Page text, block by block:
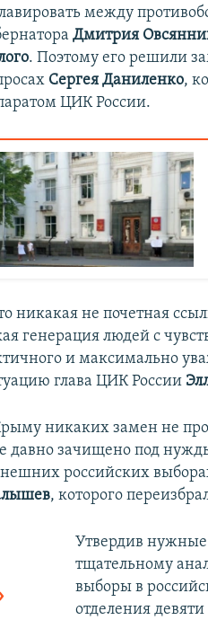
между
Дмитрия
. Поэтому его решили
Сергея Даниленко,
ЦИК России.
никакая не почетная
генерация людей с
и максимально
глава ЦИК России
никаких замен не
давно зачищено под
российских
, которого
Утвердив
тщательному
выборы в
отделения